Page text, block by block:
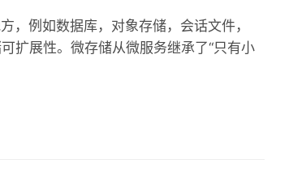
，例如数据库，对象存储，会话文件，
扩展性。微存储从微服务继承了“只有小